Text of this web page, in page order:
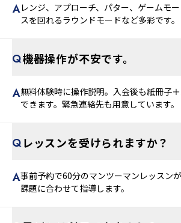
レンジ、アプローチ、パター、ゲームモ
スを回れるラウンドモードなど多彩です。
機器操作が不安です。
無料体験時に操作説明。入会後も紙冊子
できます。緊急連絡先も用意しています。
レッスンを受けられますか？
事前予約で60分のマンツーマンレッスン
課題に合わせて指導します。